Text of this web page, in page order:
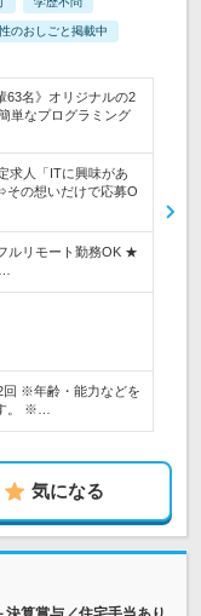
のおしごと掲載中
63名》オリジナルの2
単なプログラミング
求人「ITに興味があ
その想いだけで応募O
ルリモート勤務OK ★
回 ※年齢・能力などを
。 ※…
気になる